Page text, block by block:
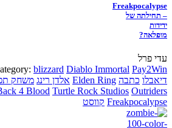
Freakpocalypse
– תחילתה של
ידידות
מופלאה?
עדי פרל
blizzard Diablo Immortal Pay2Win
דיאבלו כתבה Elden Ring אלדן רינג משחק
4 Blood Turtle Rock Studios Outriders
Freakpocalypse קווסט